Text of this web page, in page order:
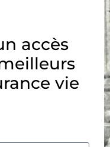
accès
vie